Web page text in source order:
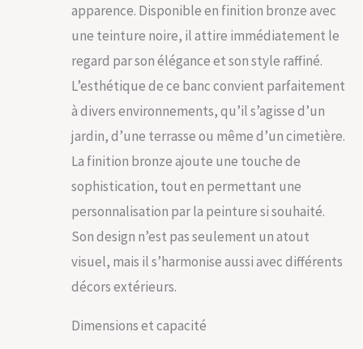
de bon ornement
décoratif Bon choix
en plein air : il est si
agréable de le
mettre près de votre
entrée de votre
allée, ou de le placer
sur votre jardin,
porche, chemin, ce
qui peut favoriser un
espace accueillant et
libéral pour vous
permettre de
profiter du café ou
de réserver du
le tube en aluminium
apparence. Disponible en finition bronze avec
une teinture noire, il attire immédiatement le
regard par son élégance et son style raffiné.
L’esthétique de ce banc convient parfaitement
à divers environnements, qu’il s’agisse d’un
jardin, d’une terrasse ou même d’un cimetière.
La finition bronze ajoute une touche de
sophistication, tout en permettant une
personnalisation par la peinture si souhaité.
Son design n’est pas seulement un atout
visuel, mais il s’harmonise aussi avec différents
décors extérieurs.
Dimensions et capacité